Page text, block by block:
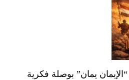
يمان” بوصلة فكرية